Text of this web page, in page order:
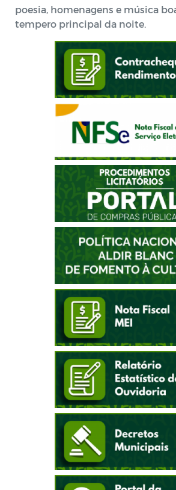
poesia, homenagens e música
tempero principal da noite.